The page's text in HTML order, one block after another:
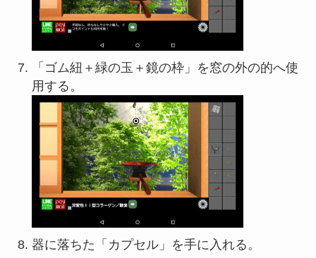
「ゴム紐＋緑の玉＋鏡の枠」を窓の外の的へ使
用する。
器に落ちた「カプセル」を手に入れる。